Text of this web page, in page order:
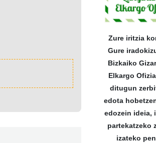
Zure iritzia
Gure
Bizkaiko
Elkargo
ditugun
edota
edozein ideia,
partekatzeko
izateko